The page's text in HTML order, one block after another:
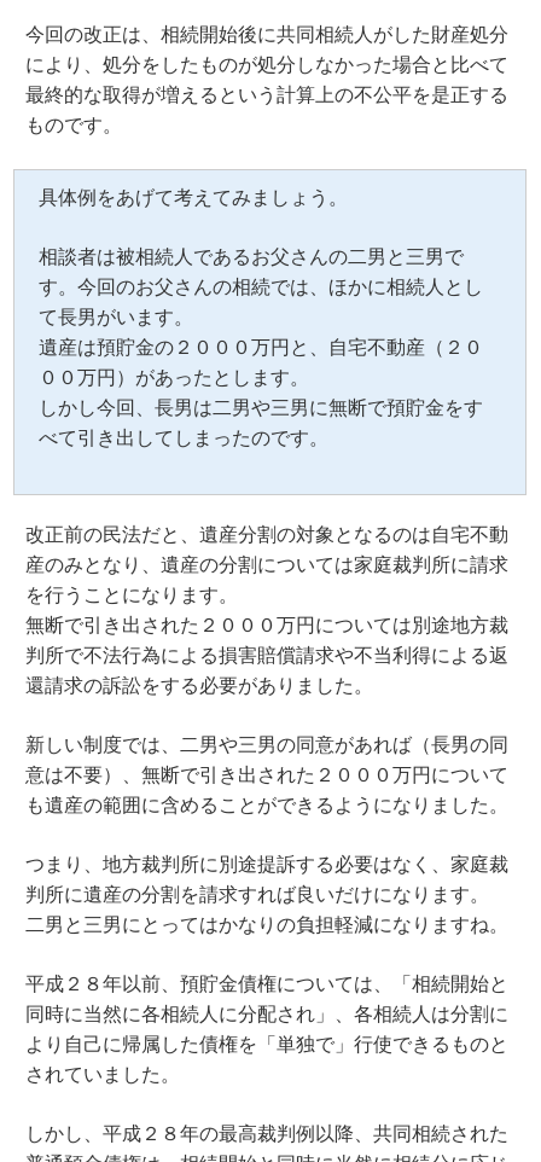
今回の改正は、相続開始後に共同相続人がした財産処分
により、処分をしたものが処分しなかった場合と比べて
最終的な取得が増えるという計算上の不公平を是正する
ものです。
具体例をあげて考えてみましょう。
相談者は被相続人であるお父さんの二男と三男で
す。今回のお父さんの相続では、ほかに相続人とし
て長男がいます。
遺産は預貯金の２０００万円と、自宅不動産（２０
００万円）があったとします。
しかし今回、長男は二男や三男に無断で預貯金をす
べて引き出してしまったのです。
改正前の民法だと、遺産分割の対象となるのは自宅不動
産のみとなり、遺産の分割については家庭裁判所に請求
を行うことになります。
無断で引き出された２０００万円については別途地方裁
判所で不法行為による損害賠償請求や不当利得による返
還請求の訴訟をする必要がありました。
新しい制度では、二男や三男の同意があれば（長男の同
意は不要）、無断で引き出された２０００万円について
も遺産の範囲に含めることができるようになりました。
つまり、地方裁判所に別途提訴する必要はなく、家庭裁
判所に遺産の分割を請求すれば良いだけになります。
二男と三男にとってはかなりの負担軽減になりますね。
平成２８年以前、預貯金債権については、「相続開始と
同時に当然に各相続人に分配され」、各相続人は分割に
より自己に帰属した債権を「単独で」行使できるものと
されていました。
しかし、平成２８年の最高裁判例以降、共同相続された